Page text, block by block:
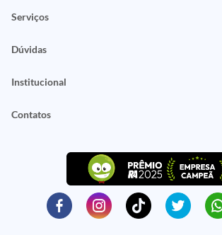
Serviços
Dúvidas
Institucional
Contatos